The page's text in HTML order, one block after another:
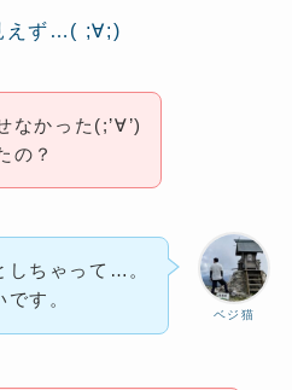
えず…( ;∀;)
なかった(;’∀’)
の？
ベジ猫
しちゃって…。
す。